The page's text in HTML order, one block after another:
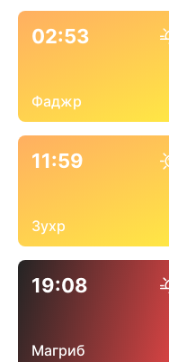
02:53
Фаджр
11:59
Зухр
19:08
Магриб